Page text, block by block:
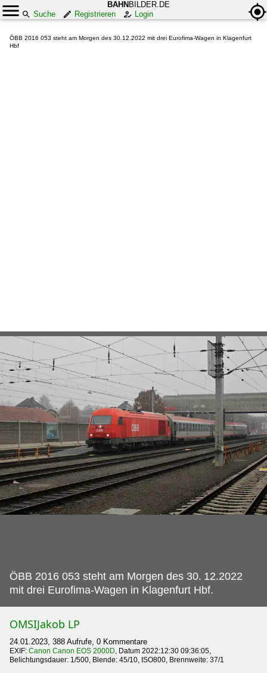
BAHN BILDER.DE
Suche
Registrieren Login
ÖBB 2016 053 steht am Morgen des 30.12.2022 mit drei Eurofima-Wagen in Klagenfurt
Hbf
ÖBB 2016 053 steht am Morgen des 30. 12.2022
mit drei Eurofima-Wagen in Klagenfurt Hbf.
OMSIJakob LP
24.01.2023, 388 Aufrufe, 0 Kommentare
EXIF: Canon Canon EOS 2000D, Datum 2022:12:30 09:36:05,
Belichtungsdauer: 1/500, Blende: 45/10, ISO800, Brennweite: 37/1